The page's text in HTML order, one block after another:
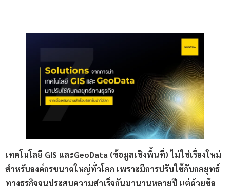
เทคโนโลยี GIS และGeoData (ข้อมูลเชิงพื้นที่) ไม่ใช่เรื่องใหม่
สำหรับองค์กรขนาดใหญ่ทั่วโลก เพราะมีการปรับใช้กับกลยุทธ์
ทางธุรกิจจนประสบความสำเร็จกันมานานหลายปี แต่ด้วยข้อ